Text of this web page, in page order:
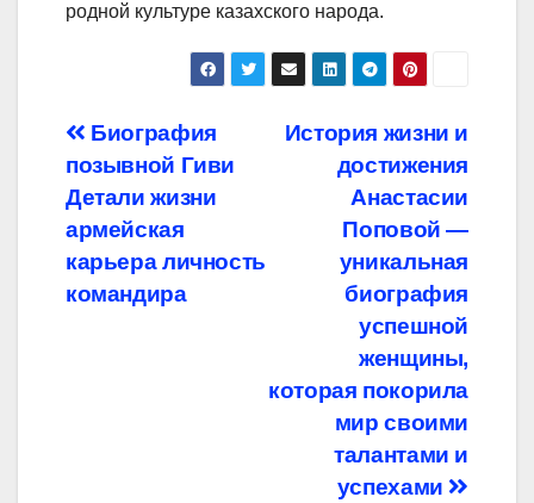
родной культуре казахского народа.
Навигация
по
записям
История жизни и
достижения
Анастасии
Поповой —
уникальная
биография
успешной
женщины,
которая покорила
мир своими
талантами и
успехами
Биография
позывной Гиви
Детали жизни
армейская
карьера личность
командира